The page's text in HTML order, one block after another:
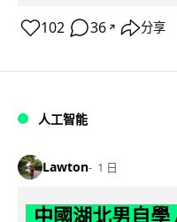
102 36 ↗ 分享
人工智能
Lawton 1 日
中國湖北男自